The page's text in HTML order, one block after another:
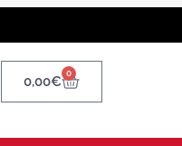
0,00€ 0